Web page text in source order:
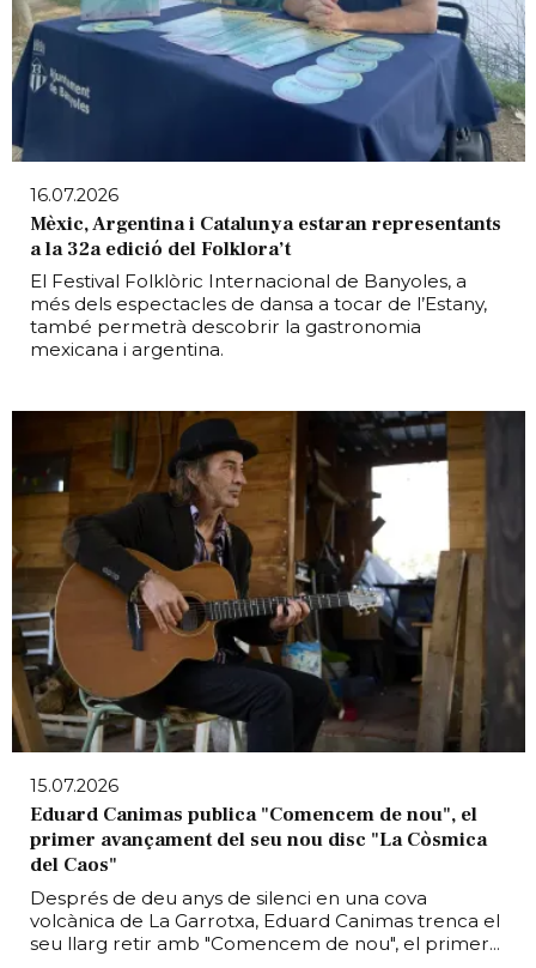
16.07.2026
Mèxic, Argentina i Catalunya estaran representants
a la 32a edició del Folklora’t
El Festival Folklòric Internacional de Banyoles, a
més dels espectacles de dansa a tocar de l’Estany,
també permetrà descobrir la gastronomia
mexicana i argentina.
15.07.2026
Eduard Canimas publica "Comencem de nou", el
primer avançament del seu nou disc "La Còsmica
del Caos"
Després de deu anys de silenci en una cova
volcànica de La Garrotxa, Eduard Canimas trenca el
seu llarg retir amb "Comencem de nou", el primer...